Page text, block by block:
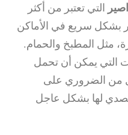
التي تعتبر من أكثر
بشكل سريع في الأماكن
مثل المطبخ والحمام.
التي يمكن أن تحمل
من الضروري على
لها بشكل عاجل